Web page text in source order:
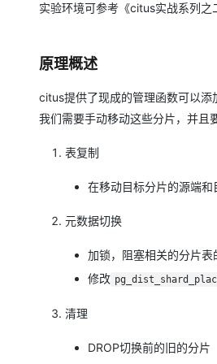
实验环境可参考《citus实战系列之
原理概述
citus提供了现成的管理函数可以
我们需要手动移动这些分片，并且
表复制
在移动目标分片的源端和
元数据切换
加锁，阻塞相关的分片表
修改
清理
DROP切换前的旧的分片